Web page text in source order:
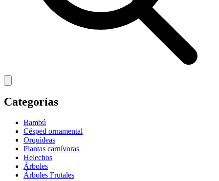
Categorías
Bambú
Césped ornamental
Orquídeas
Plantas carnívoras
Helechos
Árboles
Árboles Frutales